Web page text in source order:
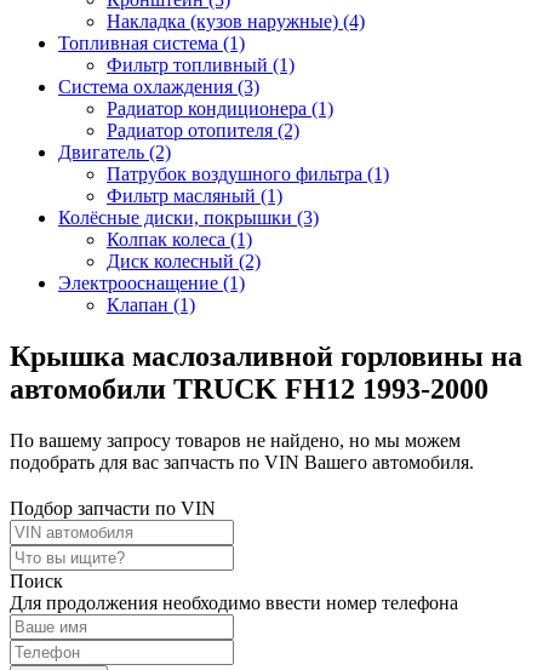
Накладка (кузов наружные) (4)
Топливная система (1)
Фильтр топливный (1)
Система охлаждения (3)
Радиатор кондиционера (1)
Радиатор отопителя (2)
Двигатель (2)
Патрубок воздушного фильтра (1)
Фильтр масляный (1)
Колёсные диски, покрышки (3)
Колпак колеса (1)
Диск колесный (2)
Электрооснащение (1)
Клапан (1)
Крышка маслозаливной горловины на
автомобили TRUCK FH12 1993-2000
По вашему запросу товаров не найдено, но мы можем
подобрать для вас запчасть по VIN Вашего автомобиля.
Подбор запчасти по VIN
Поиск
Для продолжения необходимо ввести номер телефона